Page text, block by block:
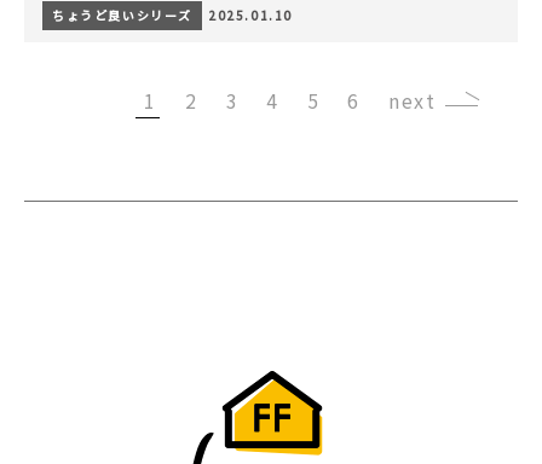
ちょうど良いシリーズ 2025.01.10
1 2 3 4 5 6 ›